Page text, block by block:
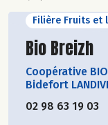
Filière Fruits et
Découvrir
Bio Breizh
Coopérative BIO
Bidefort
02 98 63 19 03